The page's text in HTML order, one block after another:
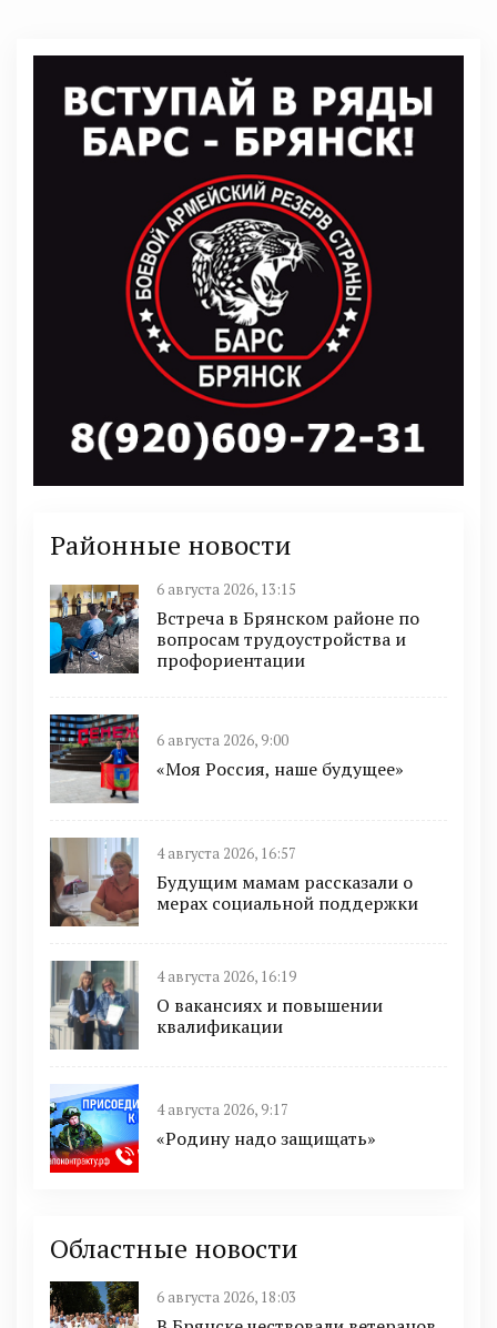
Районные новости
6 августа 2026, 13:15
Встреча в Брянском районе по
вопросам трудоустройства и
профориентации
6 августа 2026, 9:00
«Моя Россия, наше будущее»
4 августа 2026, 16:57
Будущим мамам рассказали о
мерах социальной поддержки
4 августа 2026, 16:19
О вакансиях и повышении
квалификации
4 августа 2026, 9:17
«Родину надо защищать»
Областные новости
6 августа 2026, 18:03